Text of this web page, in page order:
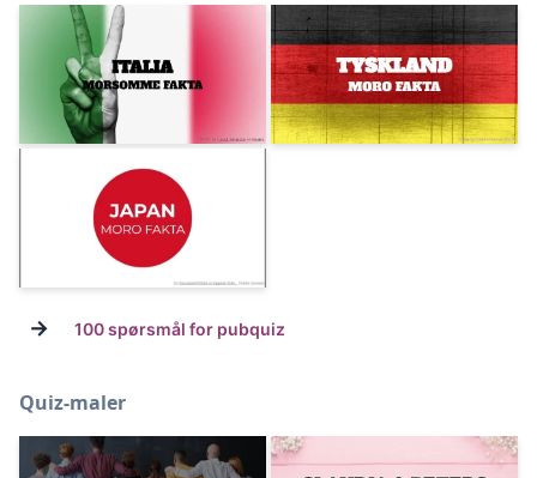
→ 100 spørsmål for pubquiz
Quiz-maler